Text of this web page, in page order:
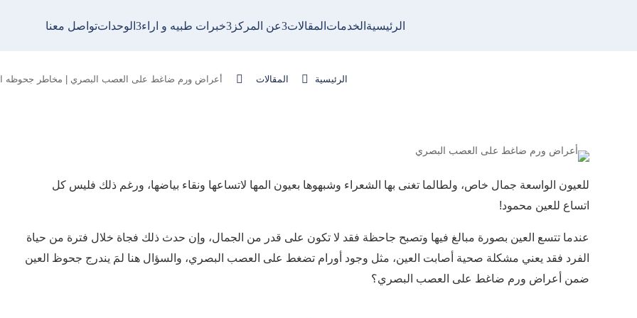
الرئيسيةالخدماتالمقالات عن المركز خبرات طبيه و اراء الوحداتتواصل معنا
أعراض ورم ضاغط على العصب البصري | مخاطر
الرئيسية  المقالات  أعراض ورم ضاغط على العصب البصري | مخاطر جحوظه
للعيون الواسعة جمال خاص، ولطالما تغنى بها الشعراء وشبهوها بعيون المها لاتساعها ونقاء بياضها، ورغم ذلك فليس كل
اتساع للعين محمود!
عندما تتسع العين بصورة مبالغ فيها وتصبح جاحظة فقد لا تكون على قدر من الجمال، وإن حدث ذلك فجاة خلال فترة من حياة
الفرد فقد يعني مشكلة صحية أصابت العين، مثل وجود أورام تضغط على العصب البصري، والسؤال هنا لمَ يندرج جحوظ العين
ضمن أعراض ورم ضاغط على العصب البصري؟